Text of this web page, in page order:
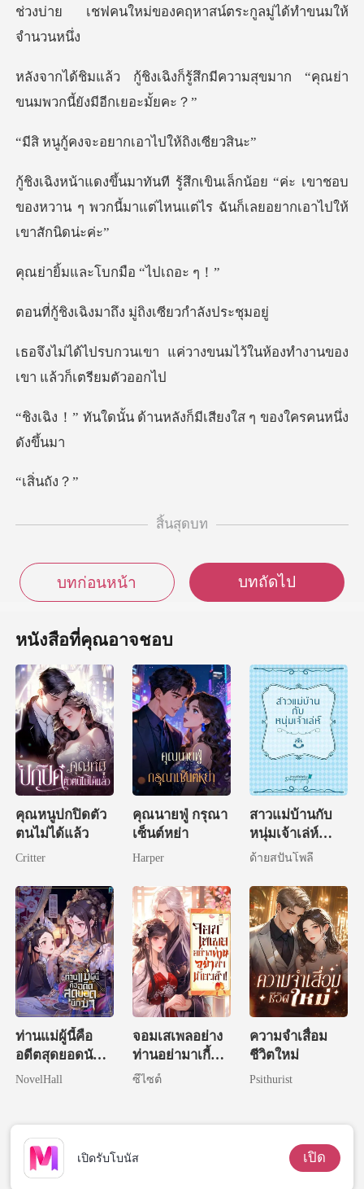
องคฤหาสน์ตระกูลมู่ไ
ก็รู้สึกมีความสุขมาก “คุณย่า
งจะอยากเอาไปใ
็กน้อย “ค่ะ เขาชอบ
ของหวาน ๆ พวกนี้มาแต่ไห
และโบกมือ
มาถึง มู่ถิงเซีย
ค่วางขนมไว้ในห้องทำงานขอ
ด้านหลังก็มีเสียงใส ๆ
ิ่น
สิ้นสุดบท
บทก่อนหน้า บทถัดไป
หนังสือที่คุณอาจชอบ
คุณหนูปกปิดตัว
ตนไม่ได้แล้ว
Critter
คุณนายฟู่ กรุณา
เซ็นต์หย่า
Harper
สาวแม่บ้านกับ
หนุ่มเจ้าเล่ห์
(NC)
ด้ายสปันโพลี
ท่านแม่ผู้นี้คือ
อดีตสุดยอดนัก
ฆ่า
NovelHall
จอมเสเพลอย่าง
ท่านอย่ามาเกี้ยว
ข้า!
ซีไซต์
ความจำเสื่อม
ชีวิตใหม่
Psithurist
เปิดรับโบนัส เปิด